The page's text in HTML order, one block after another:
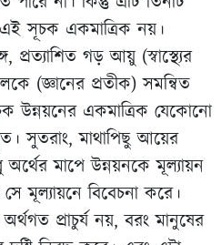
সূচক একমাত্রিক নয়।
প্রত্যাশিত গড় আয়ু (স্বাস্থ্যের
(জ্ঞানের প্রতীক) সমন্বিত
উন্নয়নের একমাত্রিক যেকোনো
সুতরাং, মাথাপিছু আয়ের
মাপে উন্নয়নকে মূল্যায়ন
মূল্যায়নে বিবেচনা করে।
প্রাচুর্য নয়, বরং মানুষের